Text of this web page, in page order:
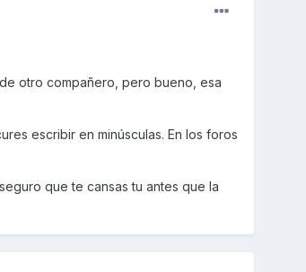
otro compañero, pero bueno, esa
escribir en minúsculas. En los foros
que te cansas tu antes que la